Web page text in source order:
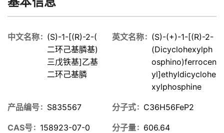
中文名称
(S)-1-[(R)-2-(
二环己基膦基)
三戊铁基]乙基
二环己基膦
英文名称
(S)-(+)-1-[(R)-2-
(Dicyclohexylph
osphino)ferrocen
yl]ethyldicyclohe
xylphosphine
产品编号 S835567 分子式 C36H56FeP2
CAS号 158923-07-0 分子量 606.64